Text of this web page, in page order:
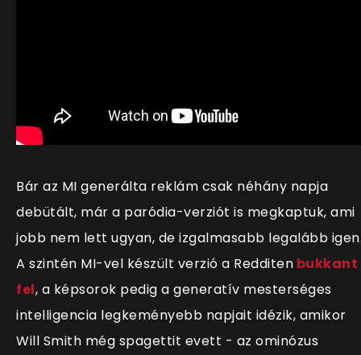
Bár az MI generálta reklám csak néhány napja
debütált, már a paródia-verziót is megkaptuk, ami
jobb nem lett ugyan, de izgalmasabb legalább
A szintén MI-vel készült verzió a Redditen bukkant
fel, a képsorok pedig a generatív mesterséges
intelligencia legkeményebb napjait idézik, amikor
Will Smith még spagettit evett - az ominózus